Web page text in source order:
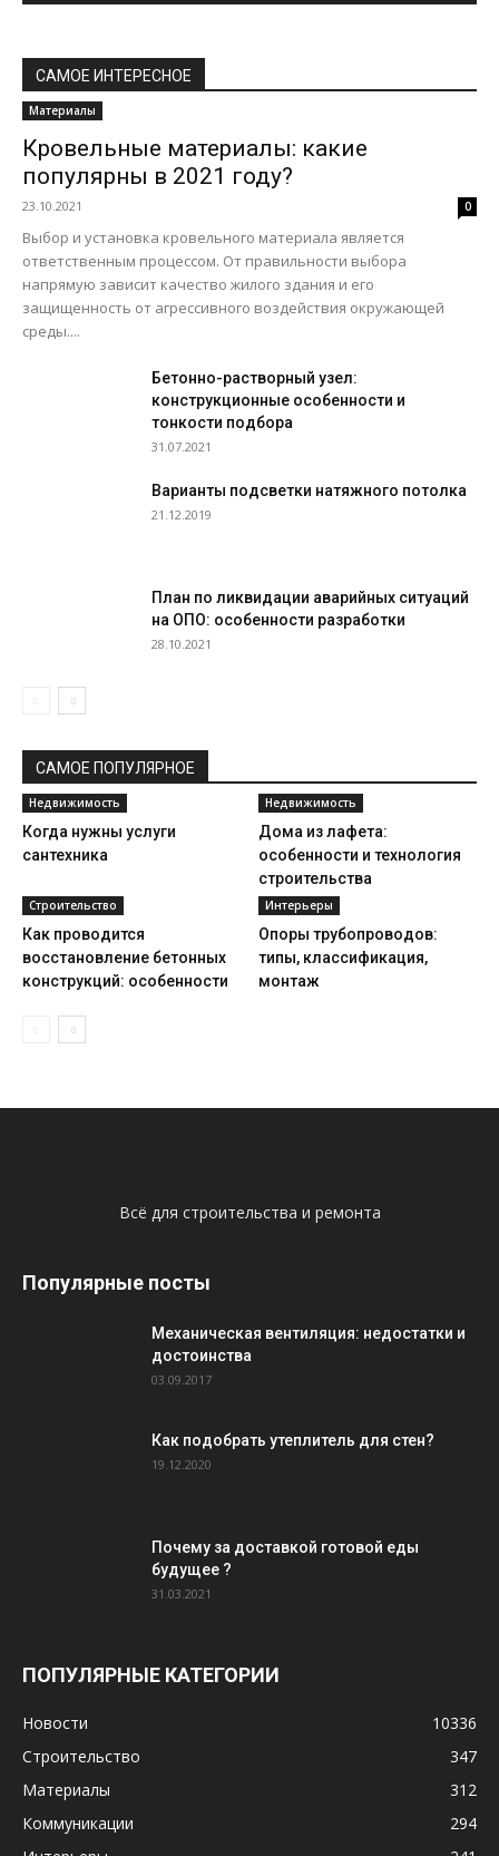
САМОЕ ИНТЕРЕСНОЕ
Материалы
Кровельные материалы: какие
популярны в 2021 году?
23.10.2021 0
Выбор и установка кровельного материала является
ответственным процессом. От правильности выбора
напрямую зависит качество жилого здания и его
защищенность от агрессивного воздействия окружающей
среды....
Бетонно-растворный узел:
конструкционные особенности и
тонкости подбора
31.07.2021
Варианты подсветки натяжного потолка
21.12.2019
План по ликвидации аварийных ситуаций
на ОПО: особенности разработки
28.10.2021
САМОЕ ПОПУЛЯРНОЕ
Недвижимость
Когда нужны услуги
сантехника
Недвижимость
Дома из лафета:
особенности и технология
строительства
Строительство
Как проводится
восстановление бетонных
конструкций: особенности
Интерьеры
Опоры трубопроводов:
типы, классификация,
монтаж
Всё для строительства и ремонта
Популярные посты
Механическая вентиляция: недостатки и
достоинства
03.09.2017
Как подобрать утеплитель для стен?
19.12.2020
Почему за доставкой готовой еды
будущее ?
31.03.2021
ПОПУЛЯРНЫЕ КАТЕГОРИИ
Новости
10336
Строительство
347
Материалы
312
Коммуникации
294